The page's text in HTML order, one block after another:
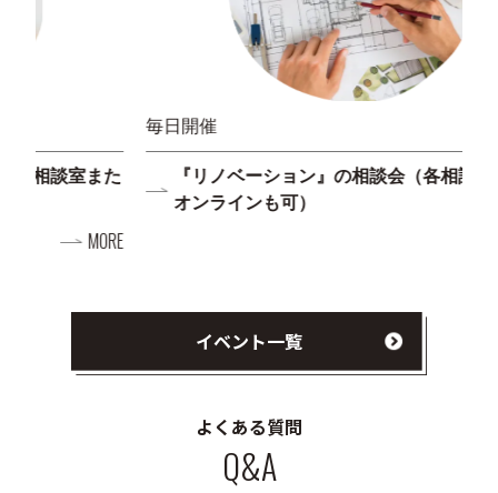
『リノベーション』の相談会（各相談室または
オンラインも可）
イベント一覧
よくある質問
Q&A